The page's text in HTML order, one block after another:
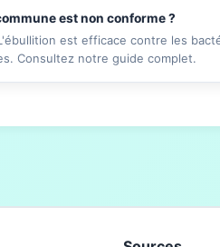
est non conforme ?
est efficace contre les
Consultez notre guide complet.